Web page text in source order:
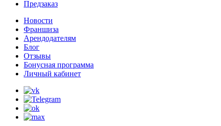
Предзаказ
Новости
Франшиза
Арендодателям
Блог
Отзывы
Бонусная программа
Личный кабинет